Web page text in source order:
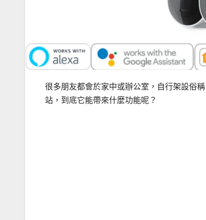
很多朋友都會於家中或辦公室，自行架設俗
站，到底它能帶來什麼功能呢？